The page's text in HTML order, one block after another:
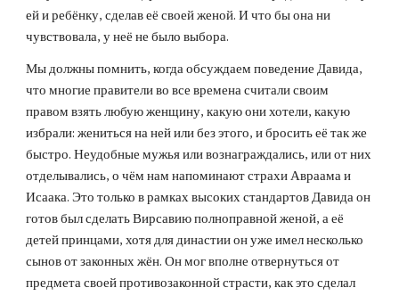
ей и ребёнку, сделав её своей женой. И что бы она ни
чувствовала, у неё не было выбора.
Мы должны помнить, когда обсуждаем поведение Давида,
что многие правители во все времена считали своим
правом взять любую женщину, какую они хотели, какую
избрали: жениться на ней или без этого, и бросить её так же
быстро. Неудобные мужья или вознаграждались, или от них
отделывались, о чём нам напоминают страхи Авраама и
Исаака. Это только в рамках высоких стандартов Давида он
готов был сделать Вирсавию полноправной женой, а её
детей принцами, хотя для династии он уже имел несколько
сынов от законных жён. Он мог вполне отвернуться от
предмета своей противозаконной страсти, как это сделал